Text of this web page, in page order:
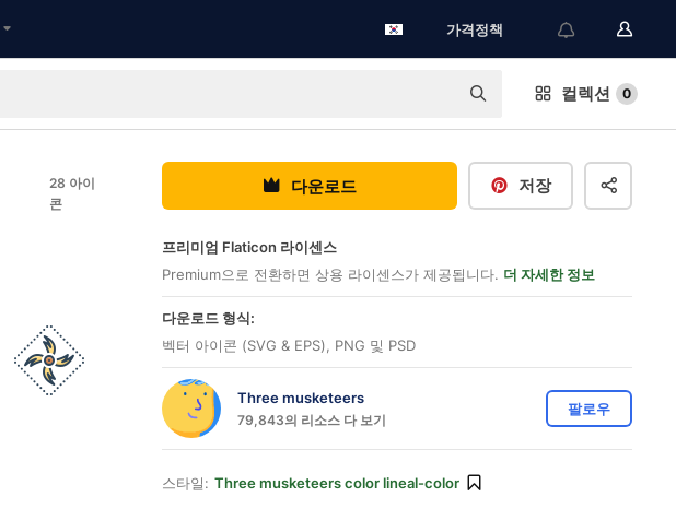
가격정책
컬렉션 0
28 아이
콘
다운로드 저장
프리미엄 Flaticon 라이센스
Premium으로 전환하면 상용 라이센스가 제공됩니다. 더 자세한 정보
다운로드 형식:
벡터 아이콘 (SVG & EPS), PNG 및 PSD
Three musketeers
79,843의 리소스 다 보기
팔로우
스타일: Three musketeers color lineal-color